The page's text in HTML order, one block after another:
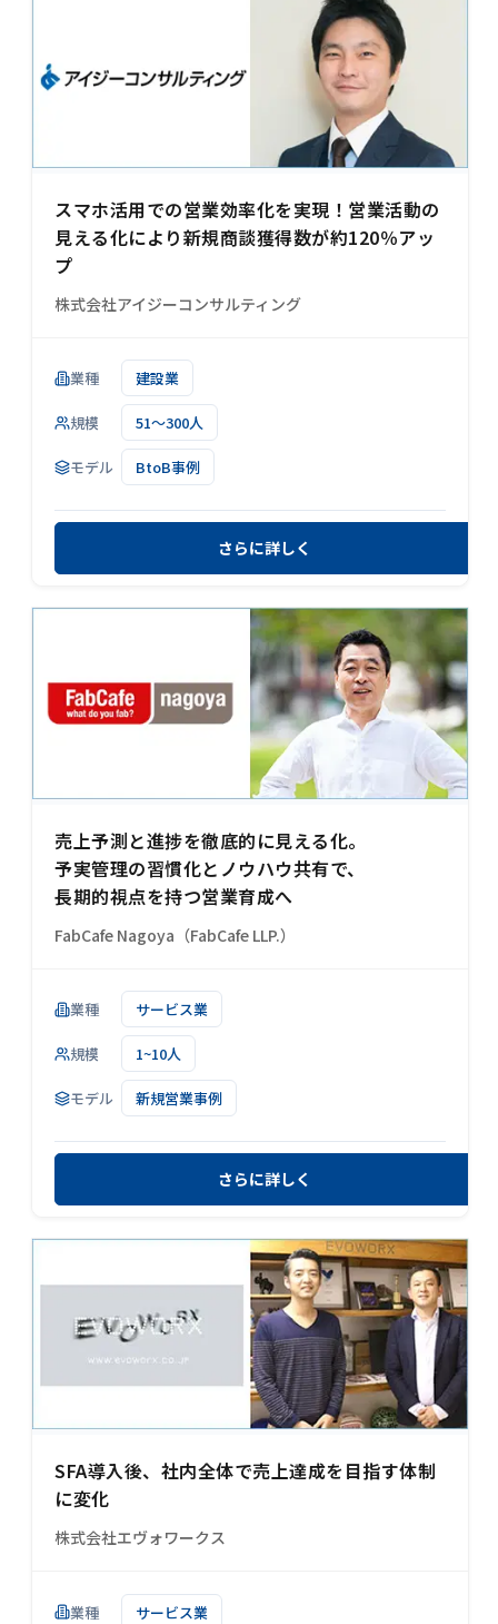
スマホ活用での営業効率化を実現！営業活動の
見える化により新規商談獲得数が約120％アッ
プ
株式会社アイジーコンサルティング
業種 建設業
規模 51～300人
モデル BtoB事例
さらに詳しく
売上予測と進捗を徹底的に見える化。
予実管理の習慣化とノウハウ共有で、
長期的視点を持つ営業育成へ
FabCafe Nagoya（FabCafe LLP.）
業種 サービス業
規模 1~10人
モデル 新規営業事例
さらに詳しく
SFA導入後、社内全体で売上達成を目指す体制
に変化
株式会社エヴォワークス
業種 サービス業